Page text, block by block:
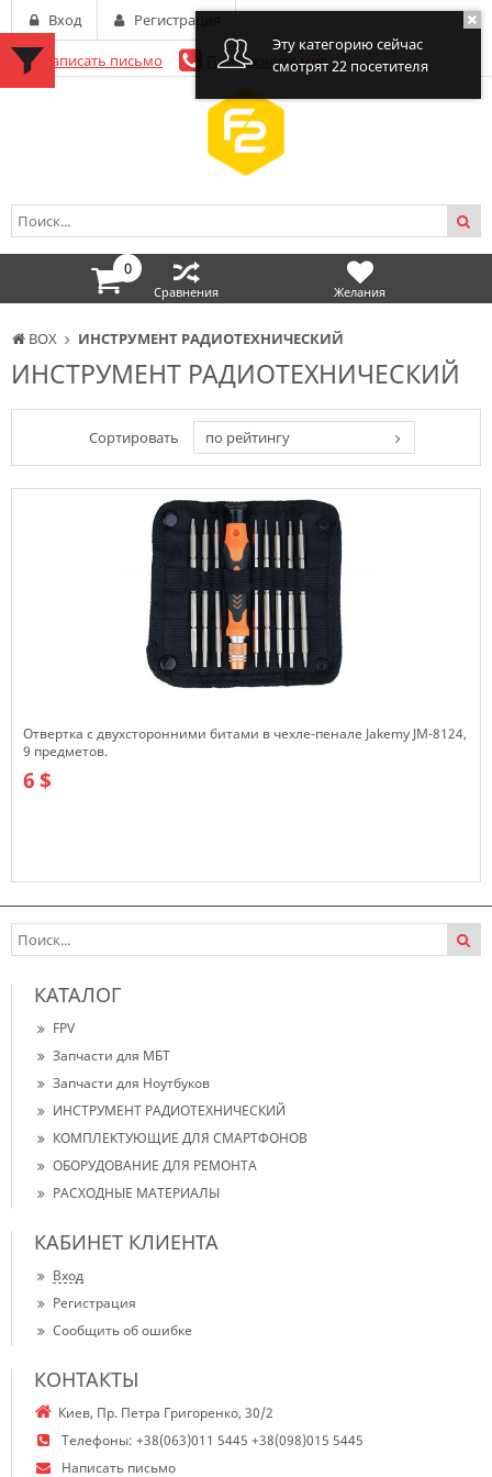
BOX ИНСТРУМЕНТ РАДИОТЕХНИЧЕСКИЙ
ИНСТРУМЕНТ РАДИОТЕХНИЧЕСКИЙ
Сортировать по рейтингу
Отвертка с двухсторонними битами в чехле-пенале Jakemy JM-8124,
9 предметов.
6 $
Написать письмо Перезвоните мне
Вход Регистрация
0
Сравнения Желания
Эту категорию сейчас
смотрят 22 посетителя
КАТАЛОГ
FPV
Запчасти для МБТ
Запчасти для Ноутбуков
ИНСТРУМЕНТ РАДИОТЕХНИЧЕСКИЙ
КОМПЛЕКТУЮЩИЕ ДЛЯ СМАРТФОНОВ
ОБОРУДОВАНИЕ ДЛЯ РЕМОНТА
РАСХОДНЫЕ МАТЕРИАЛЫ
КАБИНЕТ КЛИЕНТА
Вход
Регистрация
Сообщить об ошибке
КОНТАКТЫ
Киев, Пр. Петра Григоренко, 30/2
Телефоны: +38(063)011 5445 +38(098)015 5445
Написать письмо